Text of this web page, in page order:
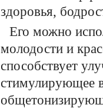
здоровья,
Его можно
молодости и
способствует
стимулирующее